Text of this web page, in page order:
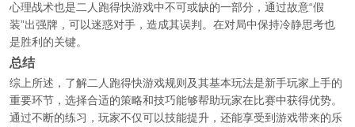
心理战术也是二人跑得快游戏中不可或缺的一部分，通过故意“假
装”出强牌，可以迷惑对手，造成其误判。在对局中保持冷静思考也
是胜利的关键。
总结
综上所述，了解二人跑得快游戏规则及其基本玩法是新手玩家上手的
重要环节，选择合适的策略和技巧能够帮助玩家在比赛中获得优势。
通过不断的练习，玩家不仅可以技能提升，还能享受到游戏带来的乐